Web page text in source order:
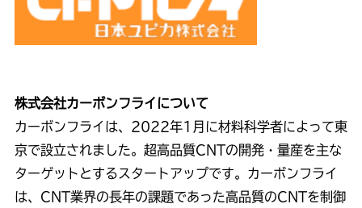
株式会社カーボンフライについて
カーボンフライは、2022年1月に材料科学者によって東
京で設立されました。超高品質CNTの開発・量産を主な
ターゲットとするスタートアップです。カーボンフライ
は、CNT業界の長年の課題であった高品質のCNTを制御